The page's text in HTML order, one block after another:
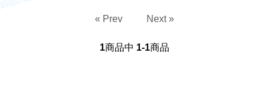
« Prev Next »
1商品中 1-1商品